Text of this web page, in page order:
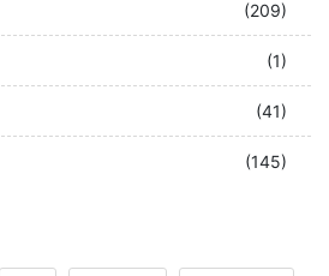
(209)
(1)
(41)
(145)